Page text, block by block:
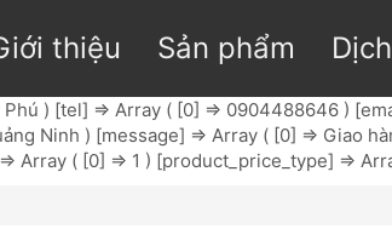
thiệu Sản phẩm
) [tel] => Array ( [0] => 0904488646 )
Ninh ) [message] => Array ( [0] => Giao
Array ( [0] => 1 ) [product_price_type] =>